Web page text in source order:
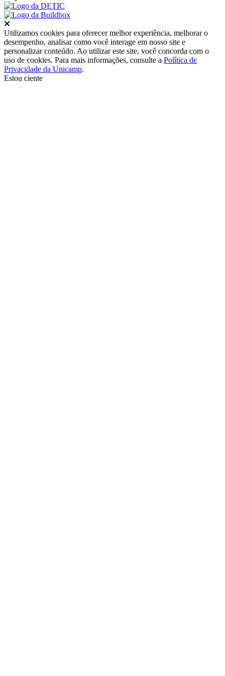
Utilizamos cookies para oferecer melhor experiência, melhorar o
desempenho, analisar como você interage em nosso site e
personalizar conteúdo. Ao utilizar este site, você concorda com o
uso de cookies. Para mais informações, consulte a Política de
Privacidade da Unicamp.
Estou ciente